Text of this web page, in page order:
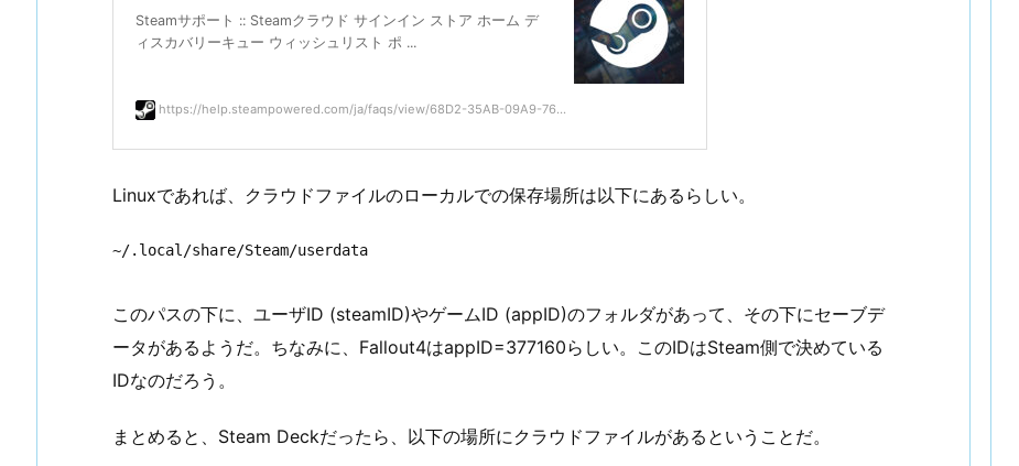
Steamサポート :: Steamクラウド サインイン ストア ホーム デ
ィスカバリーキュー ウィッシュリスト ポ ...
https://help.steampowered.com/ja/faqs/view/68D2-35AB-09A9-76...
Linuxであれば、クラウドファイルのローカルでの保存場所は以下にあるらしい。
~/.local/share/Steam/userdata
このパスの下に、ユーザID (steamID)やゲームID (appID)のフォルダがあって、その下にセーブデ
ータがあるようだ。ちなみに、Fallout4はappID=377160らしい。このIDはSteam側で決めている
IDなのだろう。
まとめると、Steam Deckだったら、以下の場所にクラウドファイルがあるということだ。